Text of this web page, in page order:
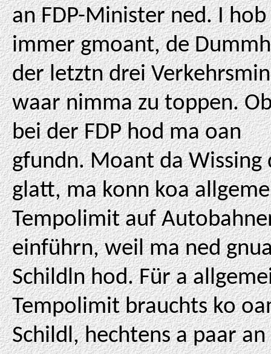
an FDP-Minister ned. I hob
immer gmoant, de
der letztn drei
waar nimma zu toppen.
bei der FDP hod ma oan
gfundn. Moant da Wissing
glatt, ma konn koa
Tempolimit auf
einführn, weil ma ned
Schildln hod. Für a
Tempolimit brauchts ko
Schildl, hechtens a paar